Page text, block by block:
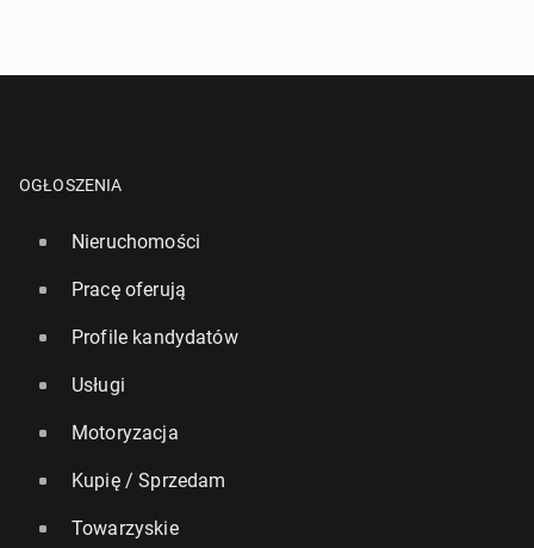
OGŁOSZENIA
Nieruchomości
Pracę oferują
Profile kandydatów
Usługi
Motoryzacja
Kupię / Sprzedam
Towarzyskie